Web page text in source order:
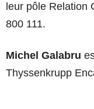
leur pôle Relation
800 111.
Michel Galabru
Thyssenkrupp